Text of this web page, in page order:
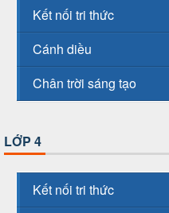
Kết nối tri thức
Cánh diều
Chân trời sáng tạo
LỚP 4
Kết nối tri thức